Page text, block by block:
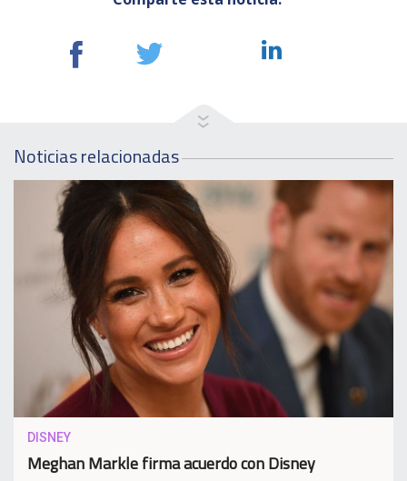
Noticias relacionadas
DISNEY
Meghan Markle firma acuerdo con Disney